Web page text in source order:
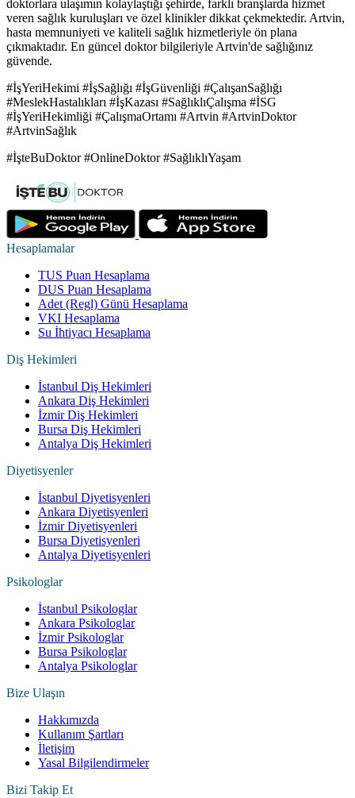
doktorlara ulaşımın kolaylaştığı şehirde, farklı branşlarda hizmet
veren sağlık kuruluşları ve özel klinikler dikkat çekmektedir. Artvin,
hasta memnuniyeti ve kaliteli sağlık hizmetleriyle ön plana
çıkmaktadır. En güncel doktor bilgileriyle Artvin'de sağlığınız
güvende.
#İşYeriHekimi #İşSağlığı #İşGüvenliği #ÇalışanSağlığı
#MeslekHastalıkları #İşKazası #SağlıklıÇalışma #İSG
#İşYeriHekimliği #ÇalışmaOrtamı #Artvin #ArtvinDoktor
#ArtvinSağlık
#İşteBuDoktor #OnlineDoktor #SağlıklıYaşam
Hesaplamalar
TUS Puan Hesaplama
DUS Puan Hesaplama
Adet (Regl) Günü Hesaplama
VKI Hesaplama
Su İhtiyacı Hesaplama
Diş Hekimleri
İstanbul Diş Hekimleri
Ankara Diş Hekimleri
İzmir Diş Hekimleri
Bursa Diş Hekimleri
Antalya Diş Hekimleri
Diyetisyenler
İstanbul Diyetisyenleri
Ankara Diyetisyenleri
İzmir Diyetisyenleri
Bursa Diyetisyenleri
Antalya Diyetisyenleri
Psikologlar
İstanbul Psikologlar
Ankara Psikologlar
İzmir Psikologlar
Bursa Psikologlar
Antalya Psikologlar
Bize Ulaşın
Hakkımızda
Kullanım Şartları
İletişim
Yasal Bilgilendirmeler
Bizi Takip Et